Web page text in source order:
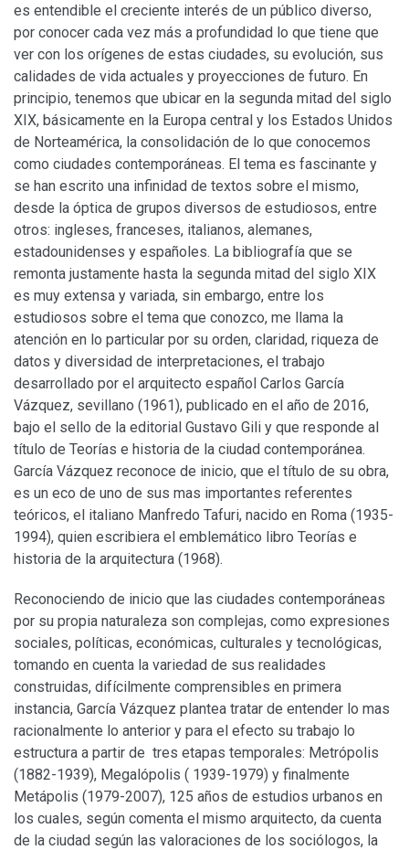
es entendible el creciente interés de un público diverso,
por conocer cada vez más a profundidad lo que tiene que
ver con los orígenes de estas ciudades, su evolución, sus
calidades de vida actuales y proyecciones de futuro. En
principio, tenemos que ubicar en la segunda mitad del siglo
XIX, básicamente en la Europa central y los Estados Unidos
de Norteamérica, la consolidación de lo que conocemos
como ciudades contemporáneas. El tema es fascinante y
se han escrito una infinidad de textos sobre el mismo,
desde la óptica de grupos diversos de estudiosos, entre
otros: ingleses, franceses, italianos, alemanes,
estadounidenses y españoles. La bibliografía que se
remonta justamente hasta la segunda mitad del siglo XIX
es muy extensa y variada, sin embargo, entre los
estudiosos sobre el tema que conozco, me llama la
atención en lo particular por su orden, claridad, riqueza de
datos y diversidad de interpretaciones, el trabajo
desarrollado por el arquitecto español Carlos García
Vázquez, sevillano (1961), publicado en el año de 2016,
bajo el sello de la editorial Gustavo Gili y que responde al
título de Teorías e historia de la ciudad contemporánea.
García Vázquez reconoce de inicio, que el título de su obra,
es un eco de uno de sus mas importantes referentes
teóricos, el italiano Manfredo Tafuri, nacido en Roma (1935-
1994), quien escribiera el emblemático libro Teorías e
historia de la arquitectura (1968).
Reconociendo de inicio que las ciudades contemporáneas
por su propia naturaleza son complejas, como expresiones
sociales, políticas, económicas, culturales y tecnológicas,
tomando en cuenta la variedad de sus realidades
construidas, difícilmente comprensibles en primera
instancia, García Vázquez plantea tratar de entender lo mas
racionalmente lo anterior y para el efecto su trabajo lo
estructura a partir de tres etapas temporales: Metrópolis
(1882-1939), Megalópolis ( 1939-1979) y finalmente
Metápolis (1979-2007), 125 años de estudios urbanos en
los cuales, según comenta el mismo arquitecto, da cuenta
de la ciudad según las valoraciones de los sociólogos, la